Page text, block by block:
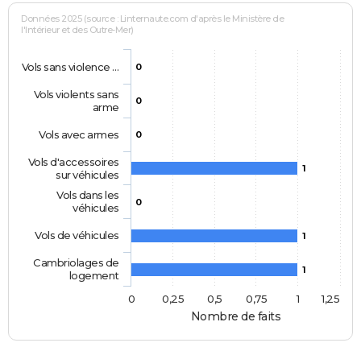
Nombre de faits
Données 2025 (source : Linternaute.com d'après le Ministère de
l'Intérieur et des Outre-Mer)
0
0
0
1
0
1
1
Vols sans violence …
Vols violents sans
arme
Vols avec armes
Vols d'accessoires
sur véhicules
Vols dans les
véhicules
Vols de véhicules
Cambriolages de
logement
0
1
0,25 0,5 0,75 1,25